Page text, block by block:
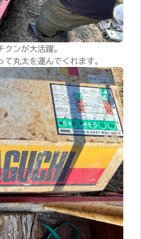
クンが大活躍。
丸太を運んでくれます。